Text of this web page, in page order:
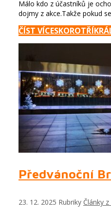
Málo kdo z účastníků je
dojmy z akce.Takže pokud
ČÍST VÍCE
Předvánoční
23. 12. 2025 Rubriky Články